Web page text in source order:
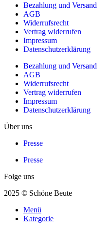
Bezahlung und Versand
AGB
Widerrufsrecht
Vertrag widerrufen
Impressum
Datenschutzerklärung
Bezahlung und Versand
AGB
Widerrufsrecht
Vertrag widerrufen
Impressum
Datenschutzerklärung
Über uns
Presse
Presse
Folge uns
2025 © Schöne Beute
Menü
Kategorie